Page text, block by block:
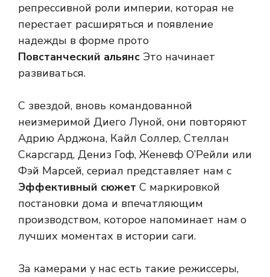
репрессивной роли империи, которая не
перестает расширяться и появление
надежды в форме прото
Повстанческий альянс Это начинает
развиваться.
С звездой, вновь командованной
неизмеримой Диего Луной, они повторяют
Адрию Арджона, Кайл Соллер, Стеллан
Скарсгард, Дениз Гоф, Женевф О’Рейли или
Фэй Марсей, сериал представляет нам с
Эффективный сюжет С маркировкой
постановки дома и впечатляющим
производством, которое напоминает нам о
лучших моментах в истории саги.
За камерами у нас есть такие режиссеры,